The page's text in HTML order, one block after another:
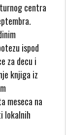
centra
ispod
za decu i
knjiga iz
meseca na
lokalnih